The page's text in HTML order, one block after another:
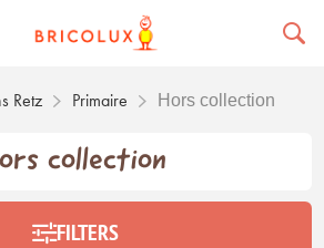
Retz Primaire Hors collection
collection
FILTERS